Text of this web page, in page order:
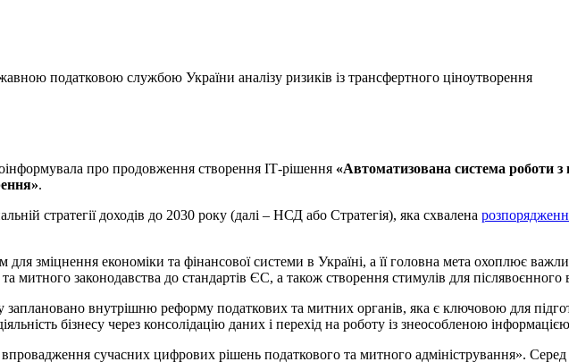
податковою службою України аналізу ризиків із трансфертного ціноутворення
про продовження створення ІТ-рішення «Автоматизована система роботи
.
стратегії доходів до 2030 року (далі – НСД або Стратегія), яка схвалена
зміцнення економіки та фінансової системи в Україні, а її головна мета охоплює
митного законодавства до стандартів ЄС, а також створення стимулів для післявоєнного
заплановано внутрішню реформу податкових та митних органів, яка є ключовою для
бізнесу через консолідацію даних і перехід на роботу із знеособленою
сучасних цифрових рішень податкового та митного адміністрування».